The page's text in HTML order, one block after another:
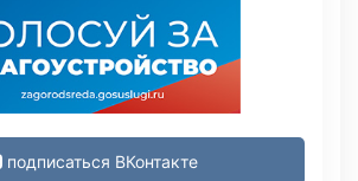
подписаться ВКонтакте